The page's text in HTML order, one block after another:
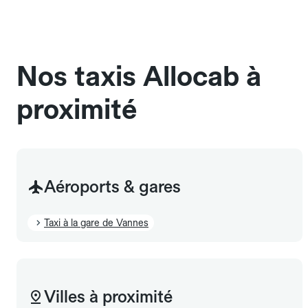
Nos taxis Allocab à
proximité
Aéroports & gares
Taxi à la gare de Vannes
Villes à proximité